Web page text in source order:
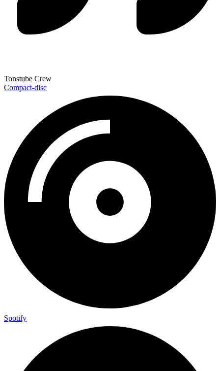
Tonstube Crew
Compact-disc
Spotify